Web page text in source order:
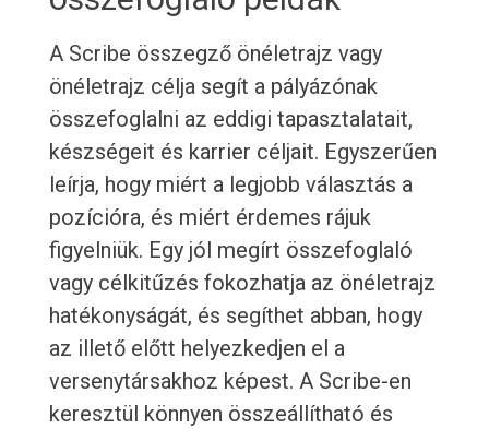
A Scribe összegző önéletrajz vagy
önéletrajz célja segít a pályázónak
összefoglalni az eddigi tapasztalatait,
készségeit és karrier céljait. Egyszerűen
leírja, hogy miért a legjobb választás a
pozícióra, és miért érdemes rájuk
figyelniük. Egy jól megírt összefoglaló
vagy célkitűzés fokozhatja az önéletrajz
hatékonyságát, és segíthet abban, hogy
az illető előtt helyezkedjen el a
versenytársakhoz képest. A Scribe-en
keresztül könnyen összeállítható és